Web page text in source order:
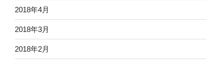
2018年4月
2018年3月
2018年2月